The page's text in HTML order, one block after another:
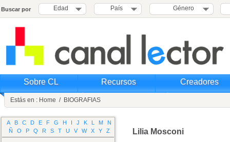
Buscar por Edad País Género
Sobre CL Recursos Creadores
Estás en : Home / BIOGRAFIAS
A B C D E F G H I J K L M
N
Ñ
O P Q R S T U V W X Y Z Lilia Mosconi